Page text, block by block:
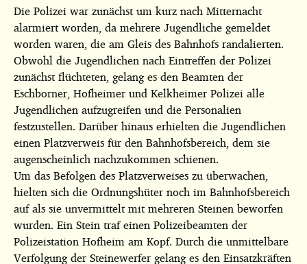
Die Polizei war zunächst um kurz nach Mitternacht
alarmiert worden, da mehrere Jugendliche gemeldet
worden waren, die am Gleis des Bahnhofs randalierten.
Obwohl die Jugendlichen nach Eintreffen der Polizei
zunächst flüchteten, gelang es den Beamten der
Eschborner, Hofheimer und Kelkheimer Polizei alle
Jugendlichen aufzugreifen und die Personalien
festzustellen. Darüber hinaus erhielten die Jugendlichen
einen Platzverweis für den Bahnhofsbereich, dem sie
augenscheinlich nachzukommen schienen.
Um das Befolgen des Platzverweises zu überwachen,
hielten sich die Ordnungshüter noch im Bahnhofsbereich
auf als sie unvermittelt mit mehreren Steinen beworfen
wurden. Ein Stein traf einen Polizeibeamten der
Polizeistation Hofheim am Kopf. Durch die unmittelbare
Verfolgung der Steinewerfer gelang es den Einsatzkräften